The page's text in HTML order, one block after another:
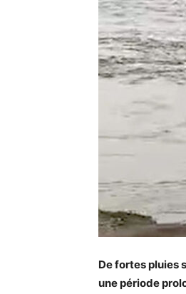
De fortes pluies
une période